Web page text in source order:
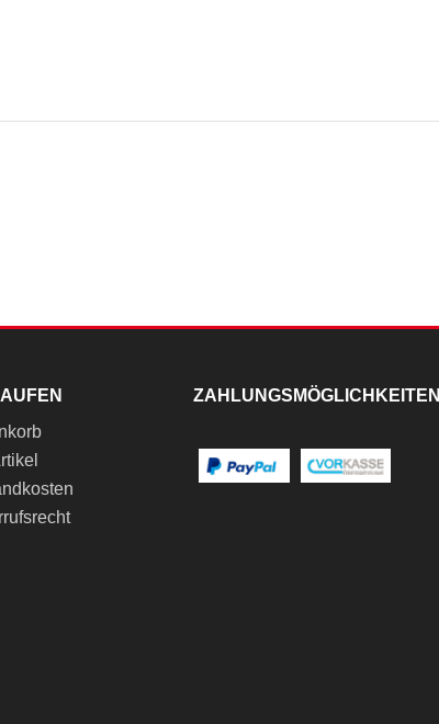
ZAHLUNGSMÖGLICHKEITEN